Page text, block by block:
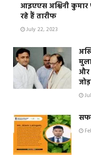
आइएएस अश्विनी कुमार
रहे हैं तारीफ
July 22, 2023
और